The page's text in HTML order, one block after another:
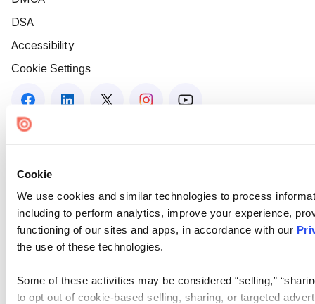
Cookie
We use cookies and similar technologies to process
including to perform analytics, improve your experience,
functioning of our sites and apps, in accordance with our
the use of these technologies.
Some of these activities may be considered “selling,”
to opt out of cookie-based selling, sharing, or targeted
DSA
Accessibility
Cookie Settings